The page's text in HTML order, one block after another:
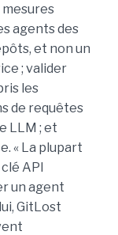
agents des
et non un
; valider
les
de requêtes
LLM ; et
« La plupart
API
un agent
GitLost